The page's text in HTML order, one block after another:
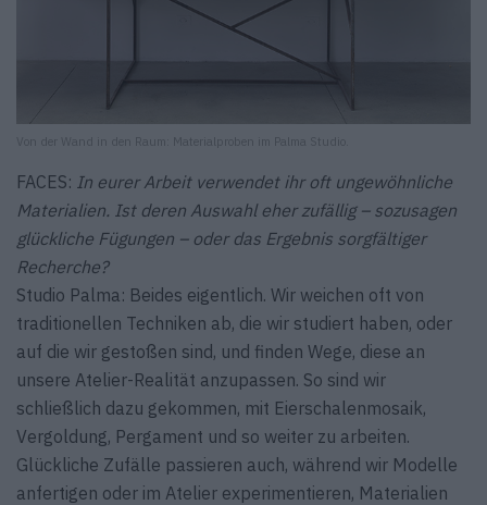
Von der Wand in den Raum: Materialproben im Palma Studio.
FACES: In eurer Arbeit verwendet ihr oft ungewöhnliche
Materialien. Ist deren Auswahl eher zufällig – sozusagen
glückliche Fügungen – oder das Ergebnis sorgfältiger
Recherche?
Studio Palma: Beides eigentlich. Wir weichen oft von
traditionellen Techniken ab, die wir studiert haben, oder
auf die wir gestoßen sind, und finden Wege, diese an
unsere Atelier-Realität anzupassen. So sind wir
schließlich dazu gekommen, mit Eierschalenmosaik,
Vergoldung, Pergament und so weiter zu arbeiten.
Glückliche Zufälle passieren auch, während wir Modelle
anfertigen oder im Atelier experimentieren, Materialien